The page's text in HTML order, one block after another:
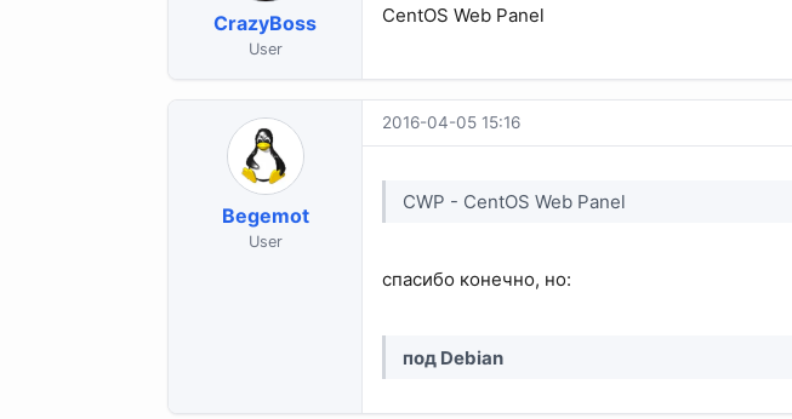
CrazyBoss
User
CentOS Web Panel
Begemot
User
2016-04-05 15:16
CWP - CentOS Web Panel
спасибо конечно, но:
под Debian